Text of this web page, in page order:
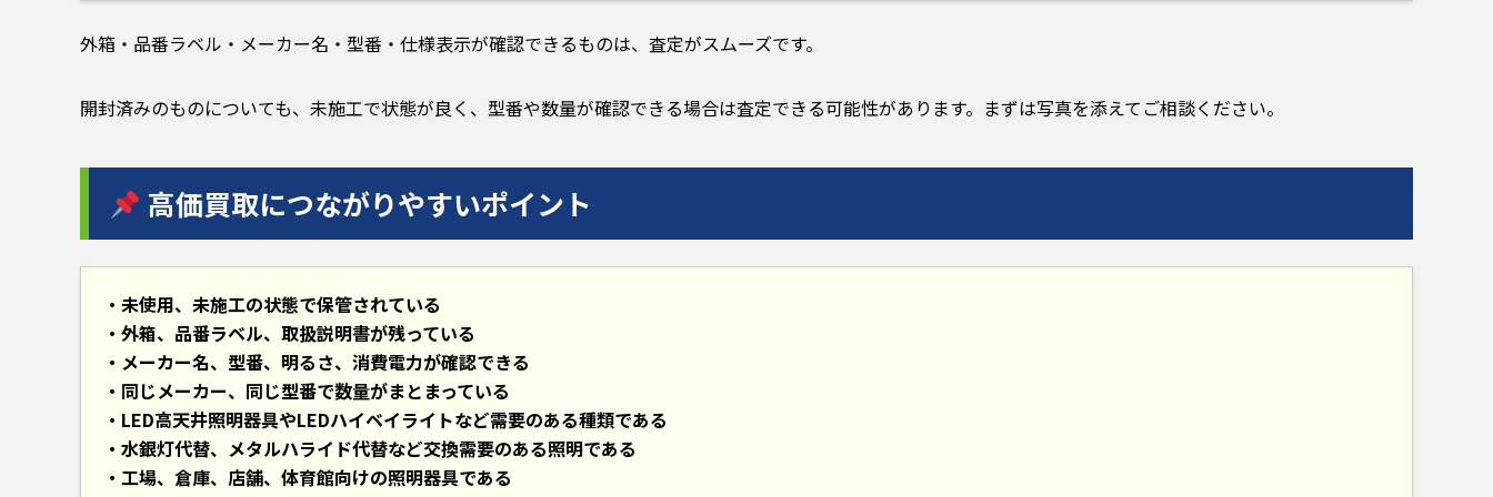
外箱・品番ラベル・メーカー名・型番・仕様表示が確認できるものは、査定がスムーズです。
開封済みのものについても、未施工で状態が良く、型番や数量が確認できる場合は査定できる可能性があります。まずは写真を添えてご相談ください。
高価買取につながりやすいポイント
未使用、未施工の状態で保管されている
外箱、品番ラベル、取扱説明書が残っている
メーカー名、型番、明るさ、消費電力が確認できる
同じメーカー、同じ型番で数量がまとまっている
LED高天井照明器具やLEDハイベイライトなど需要のある種類である
水銀灯代替、メタルハライド代替など交換需要のある照明である
工場、倉庫、店舗、体育館向けの照明器具である